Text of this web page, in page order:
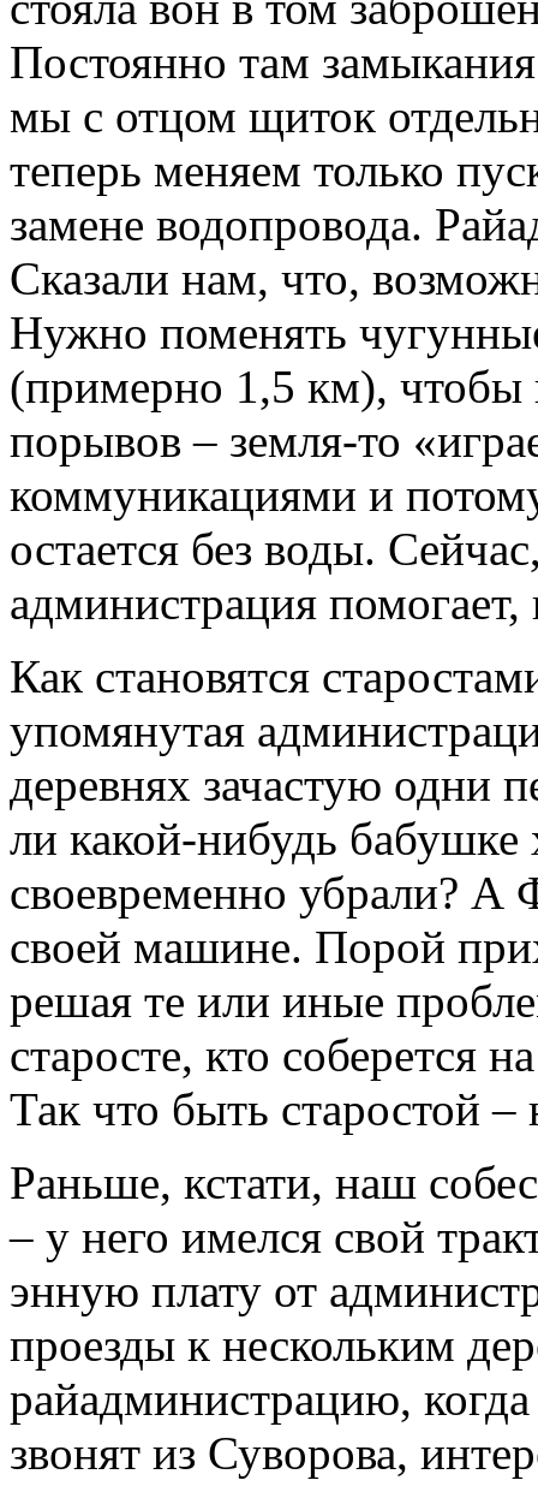
Постоянно там
мы с отцом щиток
теперь меняем только
замене водопровода.
Сказали нам, что,
Нужно поменять
(примерно 1,5 км), чтобы
порывов – земля-то
коммуникациями и
остается без воды.
администрация помогает,
Как становятся
упомянутая
деревнях зачастую одни
ли какой-нибудь бабушке
своевременно убрали? А
своей машине. Порой
решая те или иные
старосте, кто соберется
Так что быть старостой –
Раньше, кстати, наш
– у него имелся свой
энную плату от
проезды к нескольким
райадминистрацию,
звонят из Суворова,